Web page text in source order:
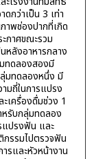
ดกว่าเป็น 3 เท่า
าพช่องปากที่เกิด
กาศขณะรวม
หลังอาหารกลาง
ทดลองสองมี
ลุ่มทดลองหนึ่ง มี
มถี่ในการแปรง
เครื่องดื่มช่วง 1
รับกลุ่มทดลอง
แปรงฟัน และ
รรมไปตรวจฟัน
รและหัวหน้างาน